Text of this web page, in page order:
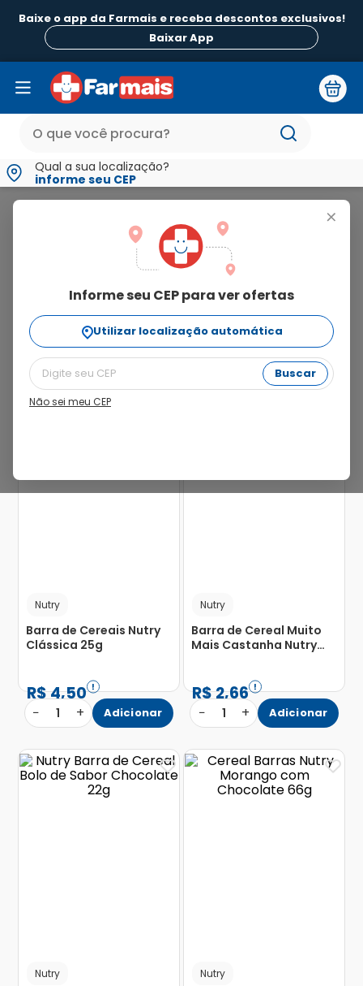
Baixe o app da Farmais e receba descontos exclusivos!
Baixar App
Qual a sua localização?
informe seu CEP
+
Informe seu CEP para ver ofertas
Utilizar localização automática
Buscar
Não sei meu CEP
Ordenar Por
relevância
Nutry
Barra de Cereais Nutry
Clássica 25g
R$4,50
− 1 + Adicionar
Nutry
Barra de Cereal Muito
Mais Castanha Nutry
R$2,66
− 1 + Adicionar
Nutry Nutry